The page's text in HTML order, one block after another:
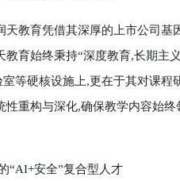
育凭借其深厚的上市公司基
育始终秉持“深度教育,长期主
等硬核设施上,更在于其对课
性重构与深化,确保教学内容始
安全”复合型人才